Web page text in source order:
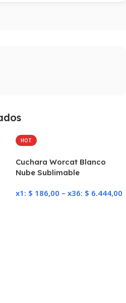
HOT
Cuchara Worcat Blanco
Nube Sublimable
x1: $ 186,00 – x36: $ 6.444,00